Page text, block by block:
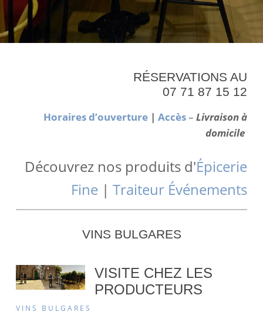
RÉSERVATIONS AU
07 71 87 15 12
Horaires d’ouverture |Accès–Livraison à
domicile
Découvrez nos produits d'Épicerie
Fine |Traiteur Événements
VINS BULGARES
VISITE CHEZ LES
PRODUCTEURS
VINS BULGARES